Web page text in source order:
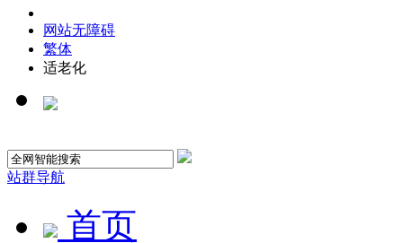
网站无障碍
繁体
适老化
站群导航
首页